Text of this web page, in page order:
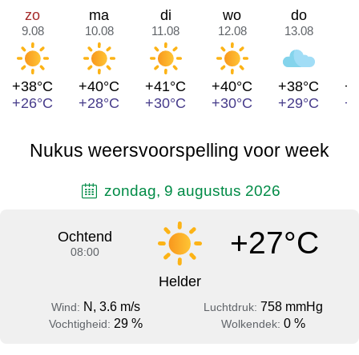
zo
9.08
+38°C
+26°C
ma
10.08
+40°C
+28°C
di
11.08
+41°C
+30°C
wo
12.08
+40°C
+30°C
do
13.08
+38°C
+29°C
Nukus weersvoorspelling voor week
zondag, 9 augustus 2026
Ochtend
08:00 +27°C
Helder
Wind: N, 3.6 m/s Luchtdruk: 758 mmHg
Vochtigheid: 29 % Wolkendek: 0 %